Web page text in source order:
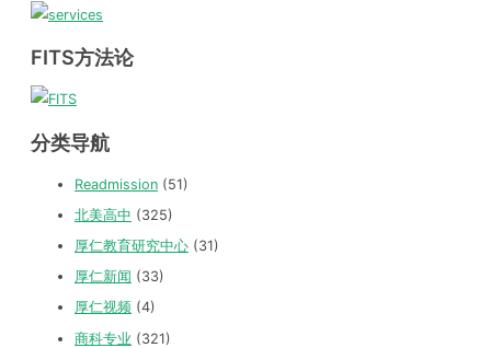
FITS方法论
分类导航
Readmission (51)
北美高中 (325)
厚仁教育研究中心 (31)
厚仁新闻 (33)
厚仁视频 (4)
商科专业 (321)